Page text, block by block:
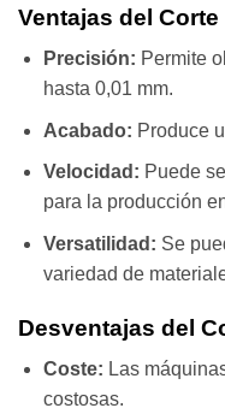
Ventajas del
Precisión: Permite
hasta 0,01 mm.
Acabado: Produce
Velocidad: Puede
para la producción
Versatilidad: Se
variedad de
Desventajas del
Coste: Las
costosas.